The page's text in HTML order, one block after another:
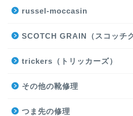
russel-moccasin
SCOTCH GRAIN（スコッチ
trickers（トリッカーズ）
その他の靴修理
つま先の修理